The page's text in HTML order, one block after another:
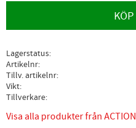
KÖP
Lagerstatus
Artikelnr
Tillv. artikelnr
Vikt
Tillverkare
Visa alla produkter från ACTION